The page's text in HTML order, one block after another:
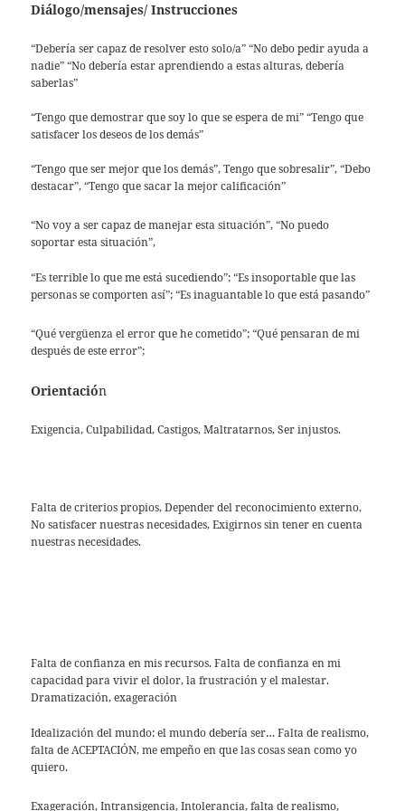
Diálogo/mensajes/ Instrucciones
“Debería ser capaz de resolver esto solo/a” “No debo pedir ayuda a
nadie” “No debería estar aprendiendo a estas alturas, debería
saberlas”
“Tengo que demostrar que soy lo que se espera de mi” “Tengo que
satisfacer los deseos de los demás”
“Tengo que ser mejor que los demás”, Tengo que sobresalir”, “Debo
destacar”, “Tengo que sacar la mejor calificación”
“No voy a ser capaz de manejar esta situación”, “No puedo
soportar esta situación”,
“Es terrible lo que me está sucediendo”; “Es insoportable que las
personas se comporten así”; “Es inaguantable lo que está pasando”
“Qué vergüenza el error que he cometido”; “Qué pensaran de mi
después de este error”;
Orientación
Exigencia, Culpabilidad, Castigos, Maltratarnos, Ser injustos.
Falta de criterios propios, Depender del reconocimiento externo,
No satisfacer nuestras necesidades, Exigirnos sin tener en cuenta
nuestras necesidades.
Falta de confianza en mis recursos. Falta de confianza en mi
capacidad para vivir el dolor, la frustración y el malestar.
Dramatización, exageración
Idealización del mundo: el mundo debería ser… Falta de realismo,
falta de ACEPTACIÓN, me empeño en que las cosas sean como yo
quiero.
Exageración, Intransigencia, Intolerancia, falta de realismo,